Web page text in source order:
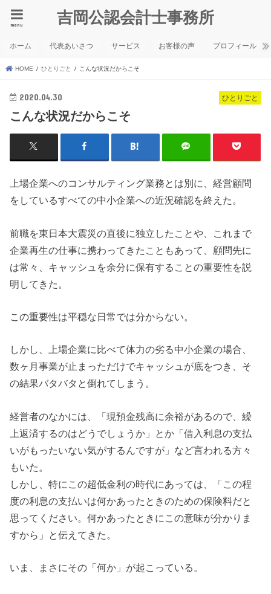
吉岡公認会計士事務所
menu
ホーム 代表あいさつ サービス お客様の声 プロフィール
HOME ひとりごと こんな状況だからこそ
ひとりごと
2020.04.30
こんな状況だからこそ
上場企業へのコンサルティング業務とは別に、経営顧問
をしているすべての中小企業への近況確認を終えた。
前職を東日本大震災の直後に独立したことや、これまで
企業再生の仕事に携わってきたこともあって、顧問先に
は常々、キャッシュを余分に保有することの重要性を説
明してきた。
この重要性は平穏な日常では分からない。
しかし、上場企業に比べて体力の劣る中小企業の場合、
数ヶ月事業が止まっただけでキャッシュが底をつき、そ
の結果バタバタと倒れてしまう。
経営者のなかには、「現預金残高に余裕があるので、繰
上返済するのはどうでしょうか」とか「借入利息の支払
いがもったいない気がするんですが」など言われる方々
もいた。
しかし、特にこの超低金利の時代にあっては、「この程
度の利息の支払いは何かあったときのための保険料だと
思ってください。何かあったときにこの意味が分かりま
すから」と伝えてきた。
いま、まさにその「何か」が起こっている。